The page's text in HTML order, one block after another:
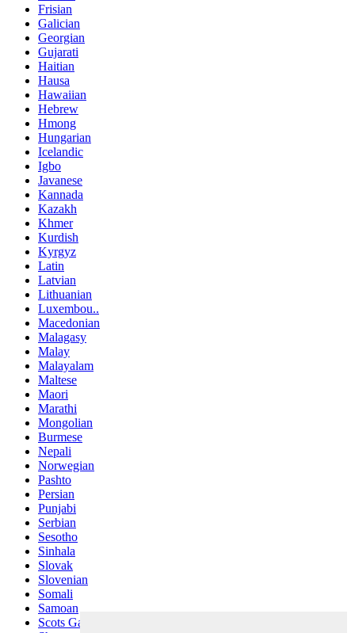
Frisian
Galician
Georgian
Gujarati
Haitian
Hausa
Hawaiian
Hebrew
Hmong
Hungarian
Icelandic
Igbo
Javanese
Kannada
Kazakh
Khmer
Kurdish
Kyrgyz
Latin
Latvian
Lithuanian
Luxembou..
Macedonian
Malagasy
Malay
Malayalam
Maltese
Maori
Marathi
Mongolian
Burmese
Nepali
Norwegian
Pashto
Persian
Punjabi
Serbian
Sesotho
Sinhala
Slovak
Slovenian
Somali
Samoan
Scots Gaelic